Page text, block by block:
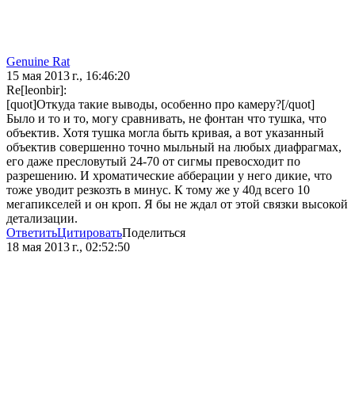
Genuine Rat
15 мая 2013 г., 16:46:20
Re[leonbir]:
[quot]Откуда такие выводы, особенно про камеру?[/quot]
Было и то и то, могу сравнивать, не фонтан что тушка, что
объектив. Хотя тушка могла быть кривая, а вот указанный
объектив совершенно точно мыльный на любых диафрагмах,
его даже пресловутый 24-70 от сигмы превосходит по
разрешению. И хроматические абберации у него дикие, что
тоже уводит резкозть в минус. К тому же у 40д всего 10
мегапикселей и он кроп. Я бы не ждал от этой связки высокой
детализации.
ОтветитьЦитироватьПоделиться
18 мая 2013 г., 02:52:50